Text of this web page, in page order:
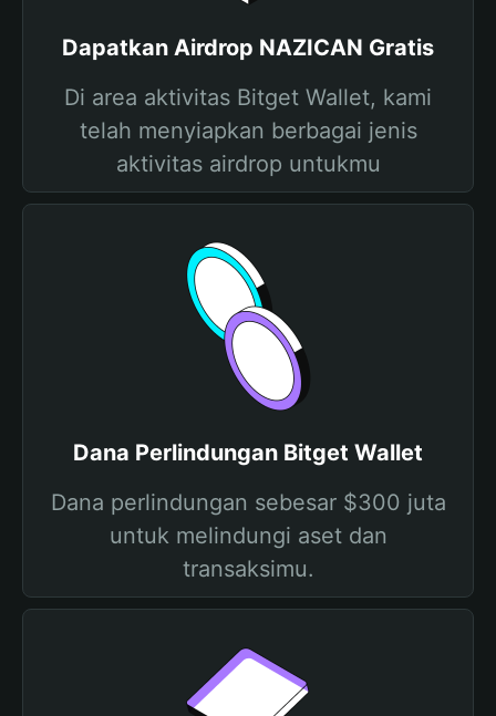
Dapatkan Airdrop NAZICAN Gratis
Di area aktivitas Bitget Wallet, kami
telah menyiapkan berbagai jenis
aktivitas airdrop untukmu
Dana Perlindungan Bitget Wallet
Dana perlindungan sebesar $300 juta
untuk melindungi aset dan
transaksimu.